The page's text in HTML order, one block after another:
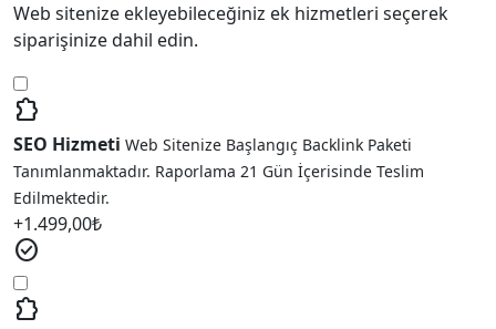
Web sitenize ekleyebileceğiniz ek hizmetleri seçerek
siparişinize dahil edin.
extension
SEO Hizmeti Web Sitenize Başlangıç Backlink Paketi
Tanımlanmaktadır. Raporlama 21 Gün İçerisinde Teslim
Edilmektedir.
+1.499,00₺
check_circle
extension